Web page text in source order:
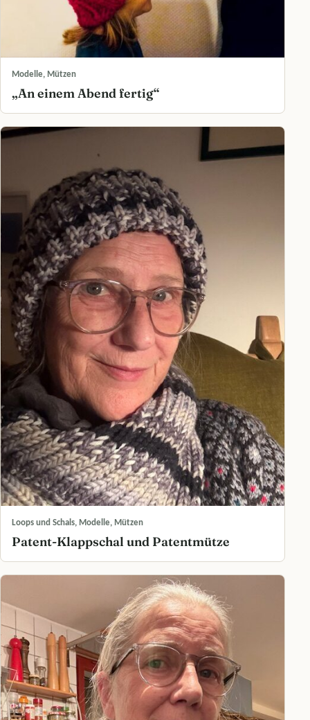
Modelle, Mützen
„An einem Abend fertig“
Loops und Schals, Modelle, Mützen
Patent-Klappschal und Patentmütze